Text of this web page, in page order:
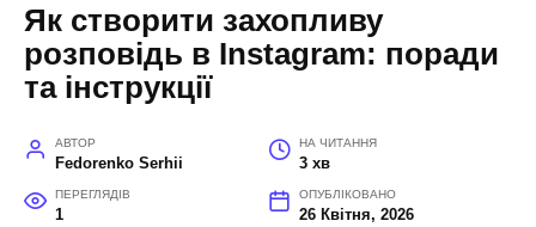
Як створити захопливу
розповідь в Instagram: поради
та інструкції
АВТОР
Fedorenko Serhii
НА ЧИТАННЯ
3 хв
ПЕРЕГЛЯДІВ
1
ОПУБЛІКОВАНО
26 Квітня, 2026